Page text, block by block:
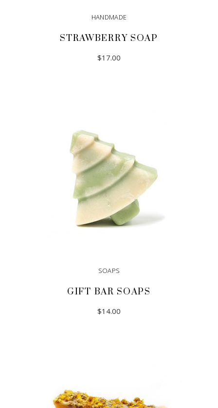
HANDMADE
STRAWBERRY SOAP
$17.00
SOAPS
GIFT BAR SOAPS
$14.00